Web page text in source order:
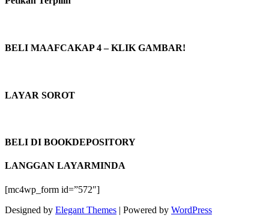
BELI MAAFCAKAP 4 – KLIK GAMBAR!
LAYAR SOROT
BELI DI BOOKDEPOSITORY
LANGGAN LAYARMINDA
[mc4wp_form id=”572″]
Designed by Elegant Themes | Powered by WordPress